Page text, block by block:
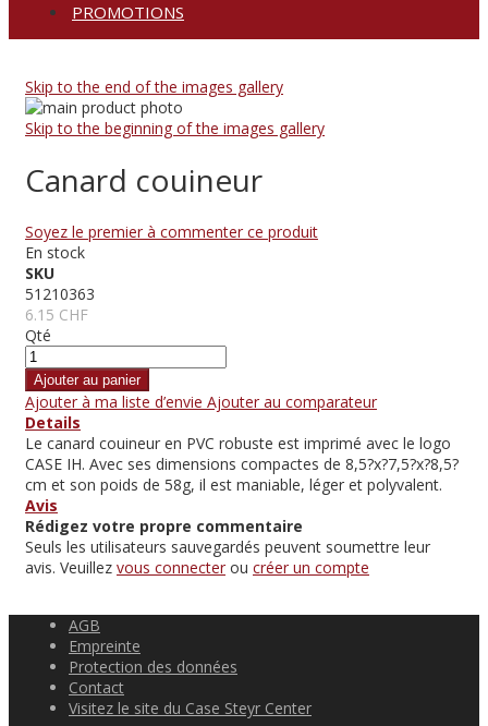
PROMOTIONS
Skip to the end of the images gallery
Skip to the beginning of the images gallery
Canard couineur
Soyez le premier à commenter ce produit
En stock
SKU
51210363
6.15 CHF
Qté
Ajouter au panier
Ajouter à ma liste d’envie Ajouter au comparateur
Details
Le canard couineur en PVC robuste est imprimé avec le logo
CASE IH. Avec ses dimensions compactes de 8,5?x?7,5?x?8,5?
cm et son poids de 58g, il est maniable, léger et polyvalent.
Avis
Rédigez votre propre commentaire
Seuls les utilisateurs sauvegardés peuvent soumettre leur
avis. Veuillez vous connecter ou créer un compte
AGB
Empreinte
Protection des données
Contact
Visitez le site du Case Steyr Center